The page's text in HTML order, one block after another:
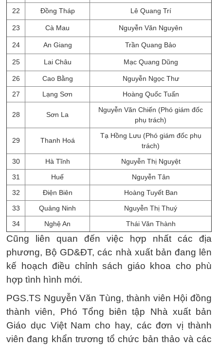
22 Đồng Tháp Lê Quang Trí
23 Cà Mau Nguyễn Văn Nguyên
24 An Giang Trần Quang Bảo
25 Lai Châu Mạc Quang Dũng
26 Cao Bằng
Nguyễn Ngọc Thư
27
Lạng Sơn Hoàng Quốc Tuấn
28 Sơn La
Nguyễn Văn Chiến (Phó giám đốc
phụ trách)
29 Thanh Hoá
Tạ Hồng Lưu (Phó giám đốc phụ
trách)
30
Hà Tĩnh
Nguyễn Thị Nguyệt
31
Huế
Nguyễn Tân
32
Điện Biên
Hoàng Tuyết Ban
33
Quảng Ninh
Nguyễn Thị Thuý
34
Nghệ An Thái Văn Thành
Cũng liên quan đến việc hợp nhất các địa
phương, Bộ GD&ĐT, các nhà xuất bản đang lên
kế hoạch điều chỉnh sách giáo khoa cho phù
hợp tình hình mới.
PGS.TS Nguyễn Văn Tùng, thành viên Hội đồng
thành viên, Phó Tổng biên tập Nhà xuất bản
Giáo dục Việt Nam cho hay, các đơn vị thành
viên đang khẩn trương tổ chức bản thảo và các